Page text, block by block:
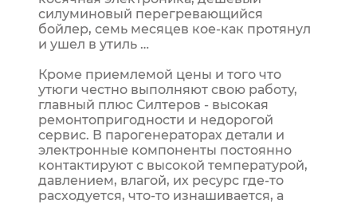
силуминовый перегревающийся
бойлер, семь месяцев кое-как протянул
и ушел в утиль …
Кроме приемлемой цены и того что
утюги честно выполняют свою работу,
главный плюс Силтеров - высокая
ремонтопригодности и недорогой
сервис. В парогенераторах детали и
электронные компоненты постоянно
контактируют с высокой температурой,
давлением, влагой, их ресурс где-то
расходуется, что-то изнашивается, а